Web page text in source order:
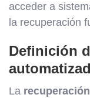
acceder a
la recuperación
Definición
La